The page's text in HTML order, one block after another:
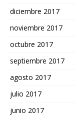
diciembre 2017
noviembre 2017
octubre 2017
septiembre 2017
agosto 2017
julio 2017
junio 2017